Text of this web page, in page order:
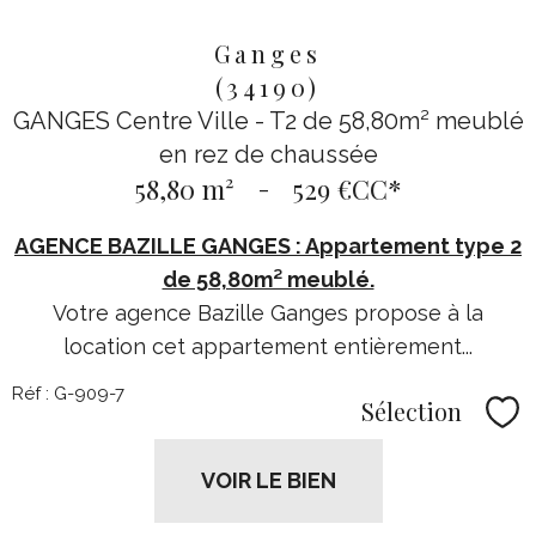
Ganges
(34190)
GANGES Centre Ville - T2 de 58,80m² meublé
en rez de chaussée
58,80 m² - 529 €CC*
AGENCE BAZILLE GANGES : Appartement type 2
de 58,80m² meublé.
Votre agence Bazille Ganges propose à la
location cet appartement entièrement...
Réf : G-909-7
Sélection
VOIR LE BIEN